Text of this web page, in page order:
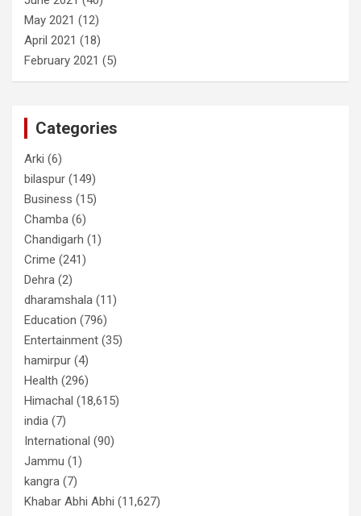
May 2021 (12)
April 2021 (18)
February 2021 (5)
Categories
Arki (6)
bilaspur (149)
Business (15)
Chamba (6)
Chandigarh (1)
Crime (241)
Dehra (2)
dharamshala (11)
Education (796)
Entertainment (35)
hamirpur (4)
Health (296)
Himachal (18,615)
india (7)
International (90)
Jammu (1)
kangra (7)
Khabar Abhi Abhi (11,627)